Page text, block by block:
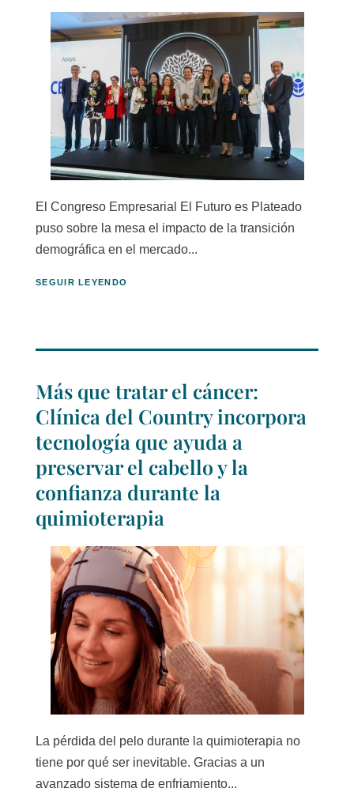
El Congreso Empresarial El Futuro es Plateado
puso sobre la mesa el impacto de la transición
demográfica en el mercado...
SEGUIR LEYENDO
Más que tratar el cáncer:
Clínica del Country incorpora
tecnología que ayuda a
preservar el cabello y la
confianza durante la
quimioterapia
La pérdida del pelo durante la quimioterapia no
tiene por qué ser inevitable. Gracias a un
avanzado sistema de enfriamiento...